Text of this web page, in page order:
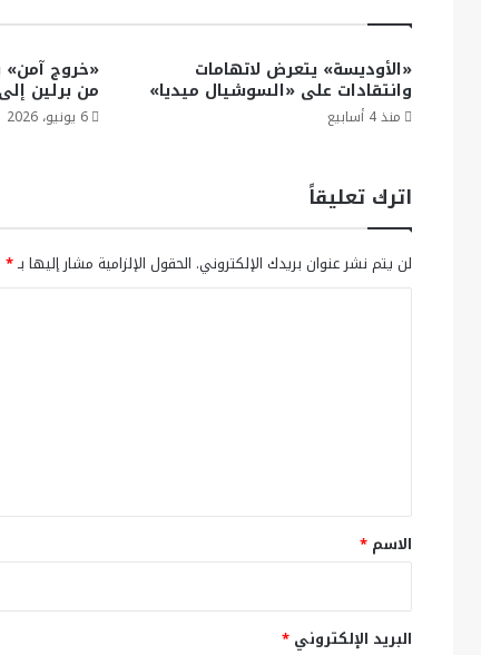
«الأوديسة» يتعرض لاتهامات
وانتقادات على «السوشيال ميديا»
منذ 4 أسابيع
«خروج آمن»
من برلين
6 يونيو، 2026
اترك تعليقاً
لن يتم نشر عنوان بريدك الإلكتروني. الحقول الإلزامية مشار إليها بـ*
*
الاسم *
البريد الإلكتروني *